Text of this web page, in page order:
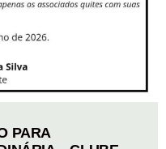
PARA